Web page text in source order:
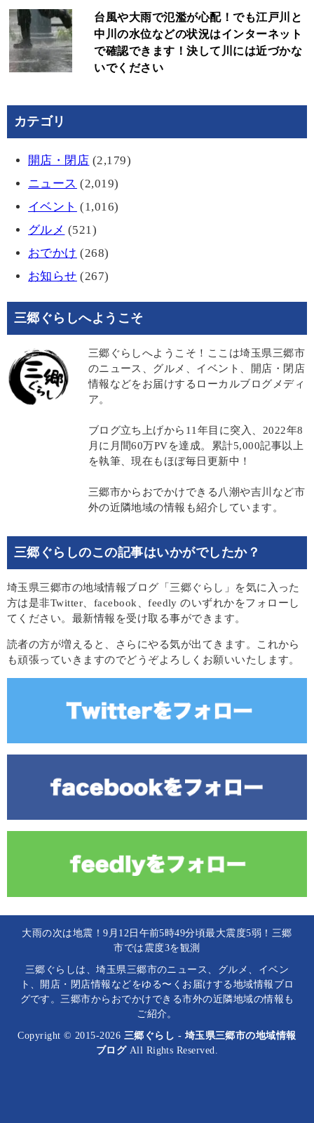
台風や大雨で氾濫が心配！でも江戸川と
中川の水位などの状況はインターネット
で確認できます！決して川には近づかな
いでください
カテゴリ
開店・閉店 (2,179)
ニュース (2,019)
イベント (1,016)
グルメ (521)
おでかけ (268)
お知らせ (267)
三郷ぐらしへようこそ
三郷ぐらしへようこそ！ここは埼玉県三郷市
のニュース、グルメ、イベント、開店・閉店
情報などをお届けするローカルブログメディ
ア。
ブログ立ち上げから11年目に突入、2022年8
月に月間60万PVを達成。累計5,000記事以上
を執筆、現在もほぼ毎日更新中！
三郷市からおでかけできる八潮や吉川など市
外の近隣地域の情報も紹介しています。
三郷ぐらしのこの記事はいかがでしたか？
埼玉県三郷市の地域情報ブログ「三郷ぐらし」を気に入った
方は是非Twitter、facebook、feedly のいずれかをフォローし
てください。最新情報を受け取る事ができます。
読者の方が増えると、さらにやる気が出てきます。これから
も頑張っていきますのでどうぞよろしくお願いいたします。
大雨の次は地震！9月12日午前5時49分頃最大震度5弱！三郷
市では震度3を観測
三郷ぐらしは、埼玉県三郷市のニュース、グルメ、イベン
ト、開店・閉店情報などをゆる〜くお届けする地域情報ブロ
グです。三郷市からおでかけできる市外の近隣地域の情報も
ご紹介。
Copyright © 2015-2026 三郷ぐらし - 埼玉県三郷市の地域情報
ブログAll Rights Reserved.